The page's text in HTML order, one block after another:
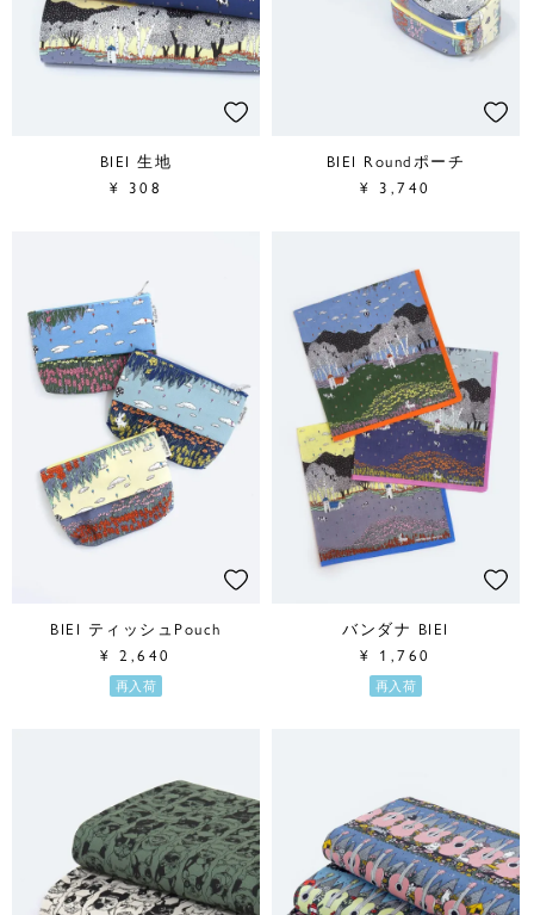
BIEI 生地
¥ 308
BIEI Roundポーチ
¥ 3,740
BIEI ティッシュPouch
¥ 2,640
再入荷
バンダナ BIEI
¥ 1,760
再入荷